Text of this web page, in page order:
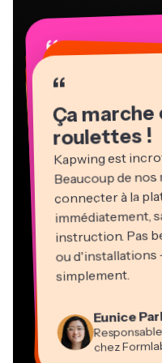
“
Ça marche
roulettes !
Kapwing est
Beaucoup de nos
connecter à la
immédiatement,
instruction. Pas
ou d'installations
simplement.
chez
“
Vannesia
PDG chez
“
Grant
Co-
Panos
“
Youtubeur
Directeur
“
Martin
Éditeur
“
Natasha
“
Mitch
Prestataire de services indépendant en information
“